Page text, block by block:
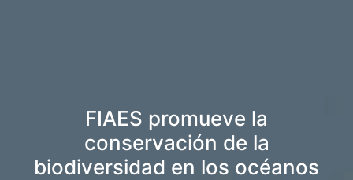
FIAES promueve la
conservación de la
biodiversidad en los océanos